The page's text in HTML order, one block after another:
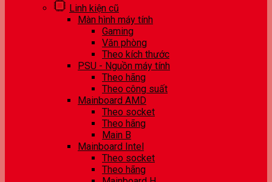
Linh kiện cũ
Màn hình máy tính
Gaming
Văn phòng
Theo kích thước
PSU - Nguồn máy tính
Theo hãng
Theo công suất
Mainboard AMD
Theo socket
Theo hãng
Main B
Mainboard Intel
Theo socket
Theo hãng